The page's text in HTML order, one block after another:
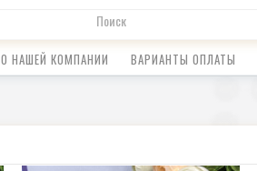
О НАШЕЙ КОМПАНИИ ВАРИАНТЫ ОПЛАТЫ